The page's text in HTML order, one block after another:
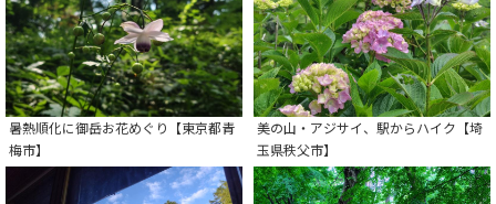
暑熱順化に御岳お花めぐり【東京都青
梅市】
美の山・アジサイ、駅からハイク【埼
玉県秩父市】